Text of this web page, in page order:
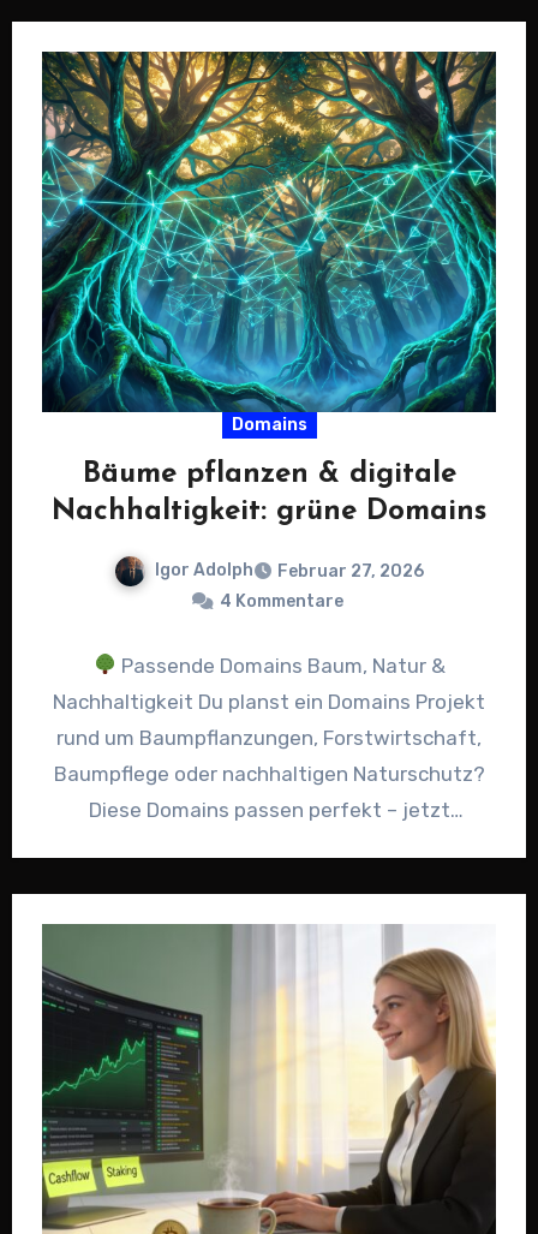
Domains
Bäume pflanzen & digitale
Nachhaltigkeit: grüne Domains
Igor Adolph
Februar 27, 2026
4 Kommentare
Passende Domains Baum, Natur &
Nachhaltigkeit Du planst ein Domains Projekt
rund um Baumpflanzungen, Forstwirtschaft,
Baumpflege oder nachhaltigen Naturschutz?
Diese Domains passen perfekt – jetzt